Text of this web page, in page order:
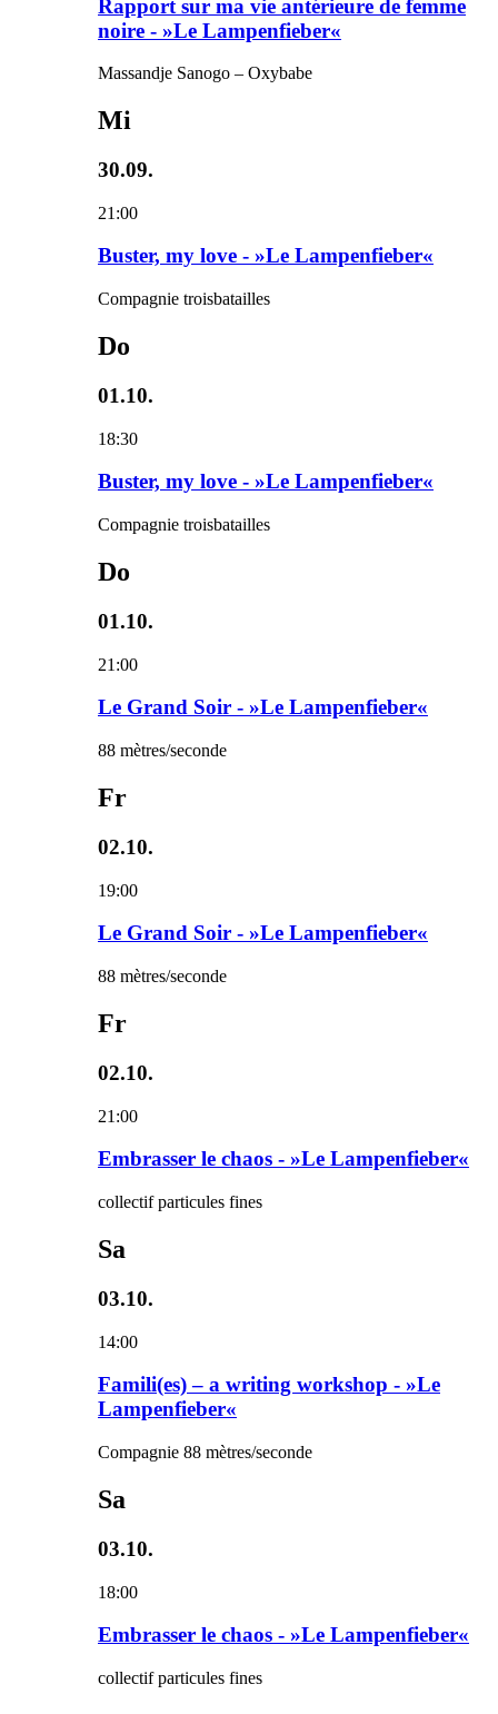
Rapport sur ma vie antérieure de femme
noire - »Le Lampenfieber«
Massandje Sanogo – Oxybabe
Mi
30.09.
21:00
Buster, my love - »Le Lampenfieber«
Compagnie troisbatailles
Do
01.10.
18:30
Buster, my love - »Le Lampenfieber«
Compagnie troisbatailles
Do
01.10.
21:00
Le Grand Soir - »Le Lampenfieber«
88 mètres/seconde
Fr
02.10.
19:00
Le Grand Soir - »Le Lampenfieber«
88 mètres/seconde
Fr
02.10.
21:00
Embrasser le chaos - »Le Lampenfieber«
collectif particules fines
Sa
03.10.
14:00
Famili(es) – a writing workshop - »Le
Lampenfieber«
Compagnie 88 mètres/seconde
Sa
03.10.
18:00
Embrasser le chaos - »Le Lampenfieber«
collectif particules fines